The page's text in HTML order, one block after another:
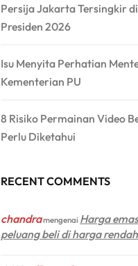
Persija Jakarta Tersingkir
Presiden 2026
Isu Menyita Perhatian
Kementerian PU
8 Risiko Permainan Video
Perlu Diketahui
RECENT COMMENTS
chandramengenai Harga
peluang beli di harga rendah